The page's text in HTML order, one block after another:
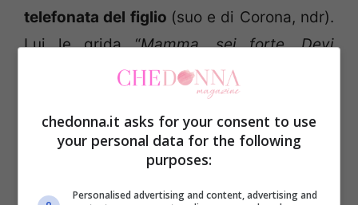
telefonata del figlio (suo e di Corona, ndr).
Lui le grida “Mamma, sei forte. Devi
vincere sempre. Ti amo mamma”
telefonata di un bambino nella storia dei
reality tv.
chedonna.it asks for your consent to use
your personal data for the following
purposes:
Personalised advertising and content, advertising and